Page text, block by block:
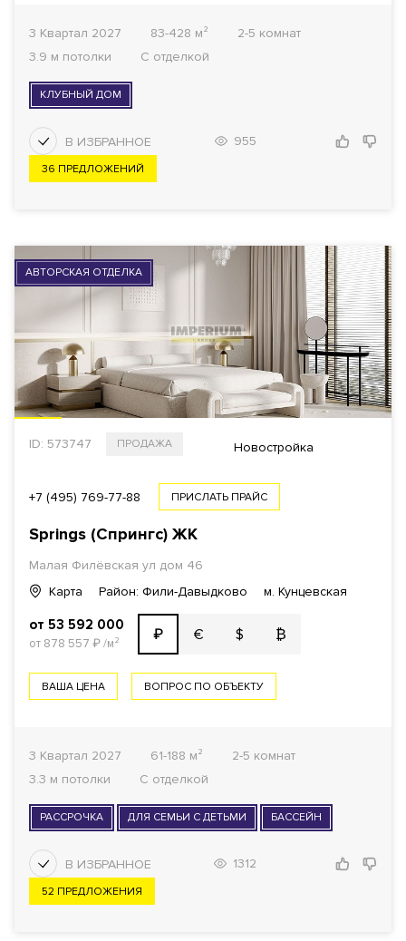
3 Квартал 2027 83-428 м²
2-5 комнат
3.9 м потолки
С отделкой
КЛУБНЫЙ ДОМ
955
36 ПРЕДЛОЖЕНИЙ
АВТОРСКАЯ ОТДЕЛКА
ID: 573747 ПРОДАЖА Новостройка
+7 (495) 769-77-88 ПРИСЛАТЬ ПРАЙС
Springs (Спрингс) ЖК
Малая Филёвская ул дом 46
Карта
Район: Фили-Давыдково м. Кунцевская
от 53 592 000
от 878 557 ₽/м² ₽ € $ ₿
ВАША ЦЕНА ВОПРОС ПО ОБЪЕКТУ
3 Квартал 2027 61-188 м²
2-5 комнат
3.3 м потолки
С отделкой
РАССРОЧКА ДЛЯ СЕМЬИ С ДЕТЬМИ БАССЕЙН
1312
52 ПРЕДЛОЖЕНИЯ